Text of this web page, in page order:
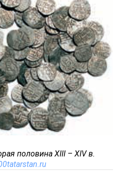
половина XIII – XIV в.